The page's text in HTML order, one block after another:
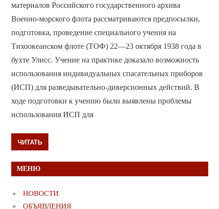
материалов Российского государственного архива
Военно-морского флота рассматриваются предпосылки,
подготовка, проведение специального учения на
Тихоокеанском флоте (ТОФ) 22—23 октября 1938 года в
бухте Улисс. Учение на практике доказало возможность
использования индивидуальных спасательных приборов
(ИСП) для разведывательно-диверсионных действий. В
ходе подготовки к учению были выявлены проблемы
использования ИСП для
ЧИТАТЬ
МЕНЮ
НОВОСТИ
ОБЪЯВЛЕНИЯ